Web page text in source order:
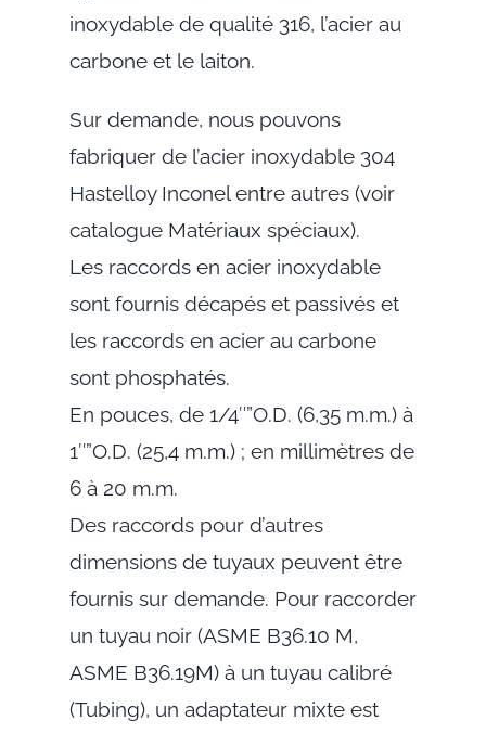
inoxydable de qualité 316, l’acier au
carbone et le laiton.
Sur demande, nous pouvons
fabriquer de l’acier inoxydable 304
Hastelloy Inconel entre autres (voir
catalogue Matériaux spéciaux).
Les raccords en acier inoxydable
sont fournis décapés et passivés et
les raccords en acier au carbone
sont phosphatés.
En pouces, de 1/4″”O.D. (6,35 m.m.) à
1″”O.D. (25,4 m.m.) ; en millimètres de
6 à 20 m.m.
Des raccords pour d’autres
dimensions de tuyaux peuvent être
fournis sur demande. Pour raccorder
un tuyau noir (ASME B36.10 M,
ASME B36.19M) à un tuyau calibré
(Tubing), un adaptateur mixte est